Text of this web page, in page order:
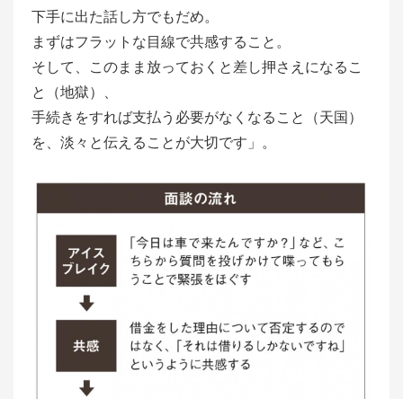
下手に出た話し方でもだめ。
まずはフラットな目線で共感すること。
そして、このまま放っておくと差し押さえになるこ
と（地獄）、
手続きをすれば支払う必要がなくなること（天国）
を、淡々と伝えることが大切です」。